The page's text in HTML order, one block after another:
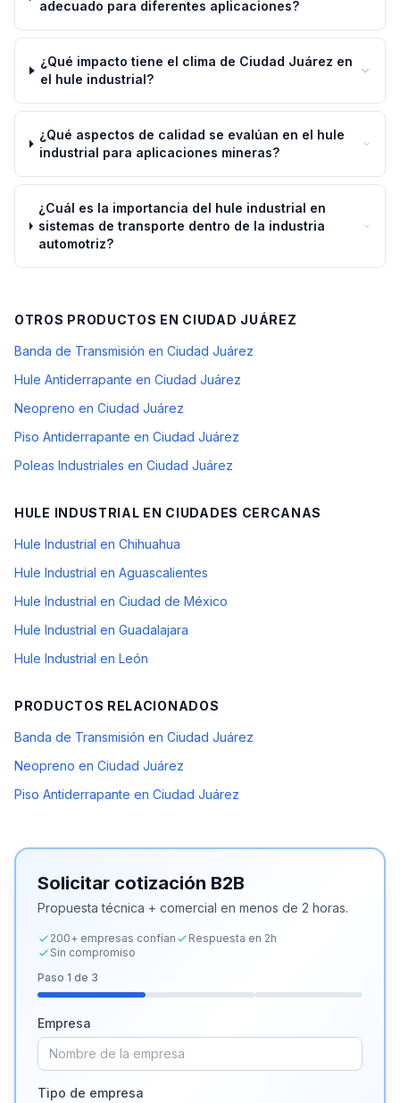
adecuado para diferentes aplicaciones?
¿Qué impacto tiene el clima de Ciudad Juárez en
el hule industrial?
¿Qué aspectos de calidad se evalúan en el hule
industrial para aplicaciones mineras?
¿Cuál es la importancia del hule industrial en
sistemas de transporte dentro de la industria
automotriz?
OTROS PRODUCTOS EN CIUDAD JUÁREZ
Banda de Transmisión en Ciudad Juárez
Hule Antiderrapante en Ciudad Juárez
Neopreno en Ciudad Juárez
Piso Antiderrapante en Ciudad Juárez
Poleas Industriales en Ciudad Juárez
HULE INDUSTRIAL EN CIUDADES CERCANAS
Hule Industrial en Chihuahua
Hule Industrial en Aguascalientes
Hule Industrial en Ciudad de México
Hule Industrial en Guadalajara
Hule Industrial en León
PRODUCTOS RELACIONADOS
Banda de Transmisión en Ciudad Juárez
Neopreno en Ciudad Juárez
Piso Antiderrapante en Ciudad Juárez
Solicitar cotización B2B
Propuesta técnica + comercial en menos de 2 horas.
200+ empresas confían
Respuesta en 2h
Sin compromiso
Paso 1 de 3
Empresa
Tipo de empresa